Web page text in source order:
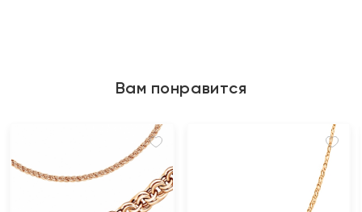
Вам понравится